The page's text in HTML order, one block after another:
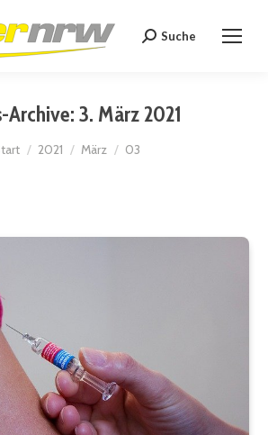
Search:
Suche
Archive: 3. März 2021
befinden sich hier:
2021 März 03